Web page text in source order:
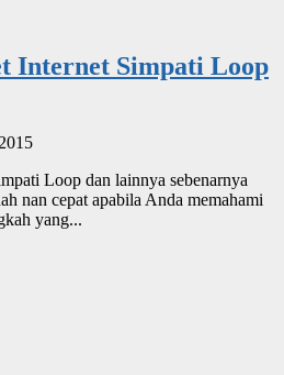
Internet Simpati Loop
Loop dan lainnya sebenarnya
nan cepat apabila Anda memahami
yang...